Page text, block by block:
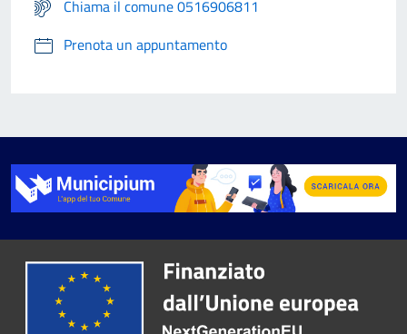
Chiama il comune 0516906811
Prenota un appuntamento